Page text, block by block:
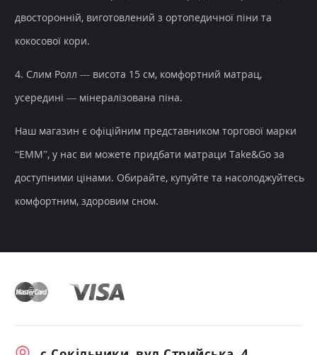
двосторонній, виготовлений з ортопедичної піни та
кокосової кори.
4. Слим Ролл — висота 15 см, комфортний матрац,
усередині — мінералізована піна.
Наш магазин є офіційним представником торгової марки
“ЕММ”, у нас ви можете придбати матраци Take&Go за
доступними цінами. Обирайте, купуйте та насолоджуйтесь
комфортним, здоровим сном.